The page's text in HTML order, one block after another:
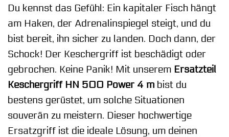
Du kennst das Gefühl: Ein kapitaler Fisch hängt
am Haken, der Adrenalinspiegel steigt, und du
bist bereit, ihn sicher zu landen. Doch dann, der
Schock! Der Keschergriff ist beschädigt oder
gebrochen. Keine Panik! Mit unserem Ersatzteil
Keschergriff HN 500 Power 4 m bist du
bestens gerüstet, um solche Situationen
souverän zu meistern. Dieser hochwertige
Ersatzgriff ist die ideale Lösung, um deinen